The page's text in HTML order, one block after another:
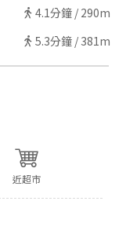
近超市
4.1分鐘 / 290m
5.3分鐘 / 381m